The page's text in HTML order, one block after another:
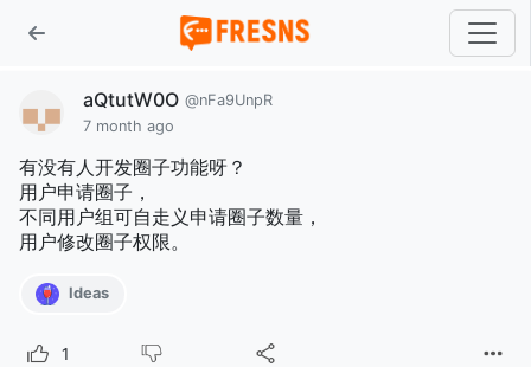
aQtutW0O @nFa9UnpR
7 month ago
有没有人开发圈子功能呀？
用户申请圈子，
不同用户组可自走义申请圈子数量，
用户修改圈子权限。
Ideas
1